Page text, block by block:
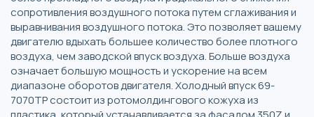
сопротивления воздушного потока путем сглаживания и
выравнивания воздушного потока. Это позволяет вашему
двигателю вдыхать большее количество более плотного
воздуха, чем заводской впуск воздуха. Больше воздуха
означает большую мощность и ускорение на всем
диапазоне оборотов двигателя. Холодный впуск 69-
7070TP состоит из ротомолдингового кожуха из